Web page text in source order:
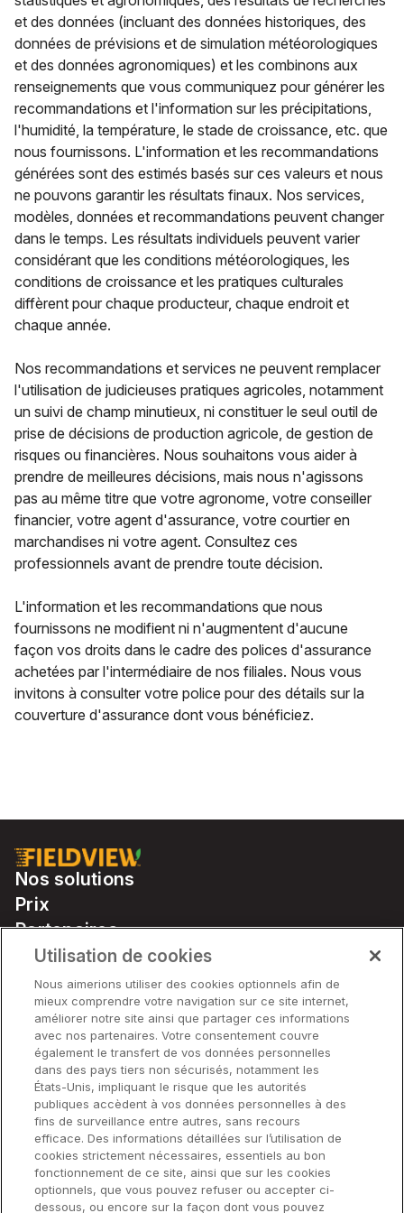
et des données (incluant des données historiques, des
données de prévisions et de simulation météorologiques
et des données agronomiques) et les combinons aux
renseignements que vous communiquez pour générer les
recommandations et l'information sur les précipitations,
l'humidité, la température, le stade de croissance, etc. que
nous fournissons. L'information et les recommandations
générées sont des estimés basés sur ces valeurs et nous
ne pouvons garantir les résultats finaux. Nos services,
modèles, données et recommandations peuvent changer
dans le temps. Les résultats individuels peuvent varier
considérant que les conditions météorologiques, les
conditions de croissance et les pratiques culturales
diffèrent pour chaque producteur, chaque endroit et
chaque année.
Nos recommandations et services ne peuvent remplacer
l'utilisation de judicieuses pratiques agricoles, notamment
un suivi de champ minutieux, ni constituer le seul outil de
prise de décisions de production agricole, de gestion de
risques ou financières. Nous souhaitons vous aider à
prendre de meilleures décisions, mais nous n'agissons
pas au même titre que votre agronome, votre conseiller
financier, votre agent d'assurance, votre courtier en
marchandises ni votre agent. Consultez ces
professionnels avant de prendre toute décision.
L'information et les recommandations que nous
fournissons ne modifient ni n'augmentent d'aucune
façon vos droits dans le cadre des polices d'assurance
achetées par l'intermédiaire de nos filiales. Nous vous
invitons à consulter votre police pour des détails sur la
couverture d'assurance dont vous bénéficiez.
Nos solutions
Prix
Partenaires
Notre matériel
Soutien
Solutions
Matériel
Entreprise
Utilisation de cookies
Nous aimerions utiliser des cookies optionnels afin de
mieux comprendre votre navigation sur ce site internet,
améliorer notre site ainsi que partager ces informations
avec nos partenaires. Votre consentement couvre
également le transfert de vos données personnelles
dans des pays tiers non sécurisés, notamment les
États-Unis, impliquant le risque que les autorités
publiques accèdent à vos données personnelles à des
fins de surveillance entre autres, sans recours
efficace. Des informations détaillées sur l’utilisation de
cookies strictement nécessaires, essentiels au bon
fonctionnement de ce site, ainsi que sur les cookies
optionnels, que vous pouvez refuser ou accepter ci-
dessous, ou encore sur la façon dont vous pouvez